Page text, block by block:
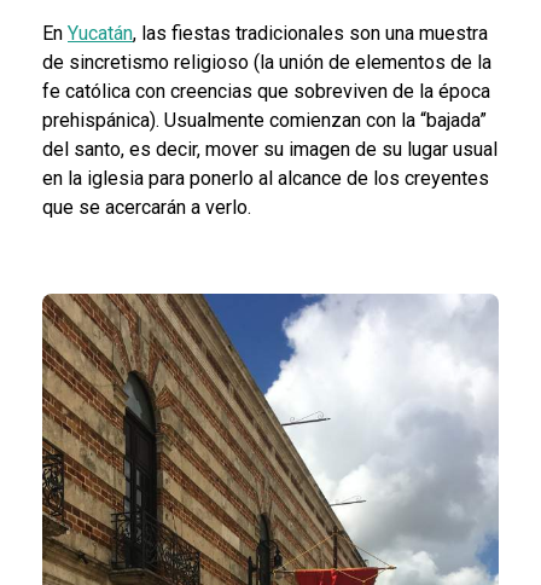
En Yucatán, las fiestas tradicionales son una muestra
de sincretismo religioso (la unión de elementos de la
fe católica con creencias que sobreviven de la época
prehispánica). Usualmente comienzan con la “bajada”
del santo, es decir, mover su imagen de su lugar usual
en la iglesia para ponerlo al alcance de los creyentes
que se acercarán a verlo.